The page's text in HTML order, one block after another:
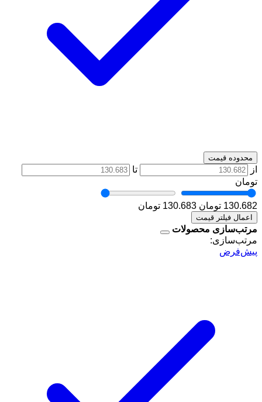
محدوده قیمت
از
تا
تومان
130.682 تومان 130.683 تومان
اعمال فیلتر قیمت
مرتب‌سازی محصولات
مرتب‌سازی:
پیش‌فرض